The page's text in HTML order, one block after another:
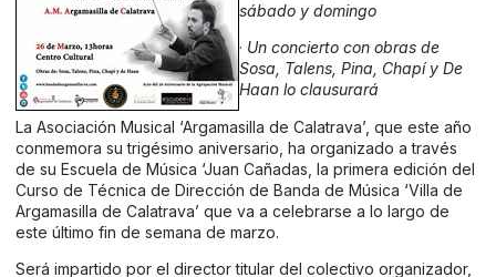
sábado y domingo
· Un concierto con obras de
Sosa, Talens, Pina, Chapí y De
Haan lo clausurará
La Asociación Musical ‘Argamasilla de Calatrava’, que este año
conmemora su trigésimo aniversario, ha organizado a través
de su Escuela de Música ‘Juan Cañadas, la primera edición del
Curso de Técnica de Dirección de Banda de Música ‘Villa de
Argamasilla de Calatrava’ que va a celebrarse a lo largo de
este último fin de semana de marzo.
Será impartido por el director titular del colectivo organizador,